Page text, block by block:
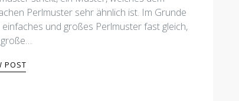
Perlmuster sehr ähnlich ist. Im Grunde
einfaches und großes Perlmuster fast gleich,
POST